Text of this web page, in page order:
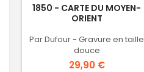
1850 - CARTE DU MOYEN-
ORIENT
Par Dufour - Gravure en taille
douce
Prix
29,90 €